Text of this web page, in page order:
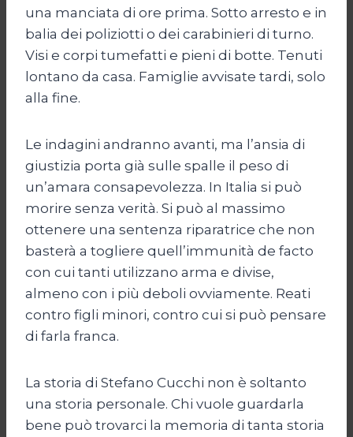
una manciata di ore prima. Sotto arresto e in
balia dei poliziotti o dei carabinieri di turno.
Visi e corpi tumefatti e pieni di botte. Tenuti
lontano da casa. Famiglie avvisate tardi, solo
alla fine.
Le indagini andranno avanti, ma l’ansia di
giustizia porta già sulle spalle il peso di
un’amara consapevolezza. In Italia si può
morire senza verità. Si può al massimo
ottenere una sentenza riparatrice che non
basterà a togliere quell’immunità de facto
con cui tanti utilizzano arma e divise,
almeno con i più deboli ovviamente. Reati
contro figli minori, contro cui si può pensare
di farla franca.
La storia di Stefano Cucchi non è soltanto
una storia personale. Chi vuole guardarla
bene può trovarci la memoria di tanta storia